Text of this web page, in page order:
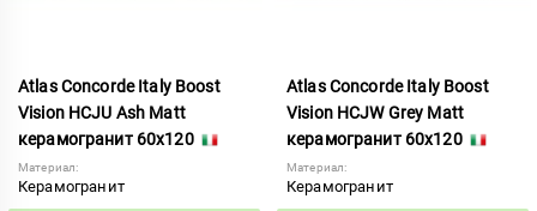
Atlas Concorde Italy Boost
Vision HCJU Ash Matt
керамогранит 60x120
Материал:
Керамогранит
Atlas Concorde Italy Boost
Vision HCJW Grey Matt
керамогранит 60x120
Материал:
Керамогранит